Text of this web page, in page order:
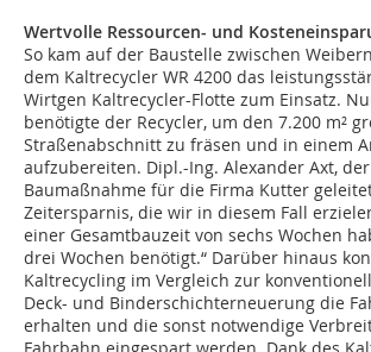
Wertvolle Ressourcen- und
So kam auf der Baustelle zwischen
dem Kaltrecycler WR 4200 das
Wirtgen Kaltrecycler-Flotte zum Einsatz.
benötigte der Recycler, um den 7.200 m²
Straßenabschnitt zu fräsen und in einem
aufzubereiten. Dipl.-Ing. Alexander Axt,
Baumaßnahme für die Firma Kutter
Zeitersparnis, die wir in diesem Fall
einer Gesamtbauzeit von sechs Wochen
drei Wochen benötigt.“ Darüber hinaus
Kaltrecycling im Vergleich zur
Deck- und Binderschichterneuerung die
erhalten und die sonst notwendige